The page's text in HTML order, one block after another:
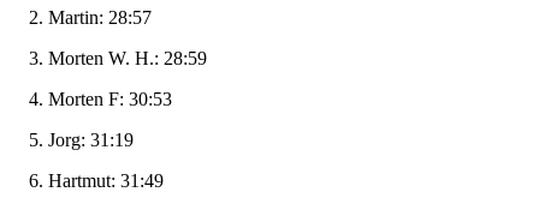
2. Martin: 28:57
3. Morten W. H.: 28:59
4. Morten F: 30:53
5. Jorg: 31:19
6. Hartmut: 31:49